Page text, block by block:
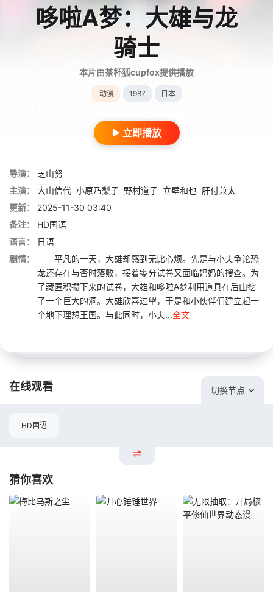
哆啦A梦：大雄与龙
骑士
本片由茶杯狐cupfox提供播放
动漫 1987 日本
立即播放
导演：
芝山努
主演：
大山信代 小原乃梨子 野村道子 立壁和也 肝付兼太
更新：
2025-11-30 03:40
备注：
HD国语
语言：
日语
剧情：
平凡的一天，大雄却感到无比心烦。先是与小夫争论恐
龙还存在与否时落败，接着零分试卷又面临妈妈的搜查。为
了藏匿积攒下来的试卷，大雄和哆啦A梦利用道具在后山挖
了一个巨大的洞。大雄欣喜过望，于是和小伙伴们建立起一
个地下理想王国。与此同时，小夫...全文
在线观看 切换节点
HD国语
猜你喜欢